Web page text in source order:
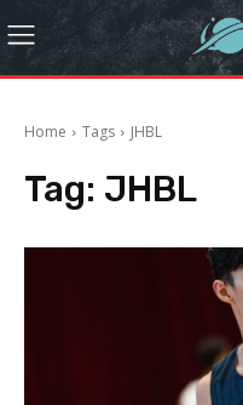
Home Tags JHBL
Tag: JHBL